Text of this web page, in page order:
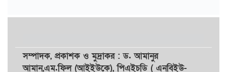
সম্পাদক, প্রকাশকওমুদ্রাকর: ড. আমানুর
আমান,এম.ফিল (আইইউকে), পিএইচডি ( এনবিইউ-